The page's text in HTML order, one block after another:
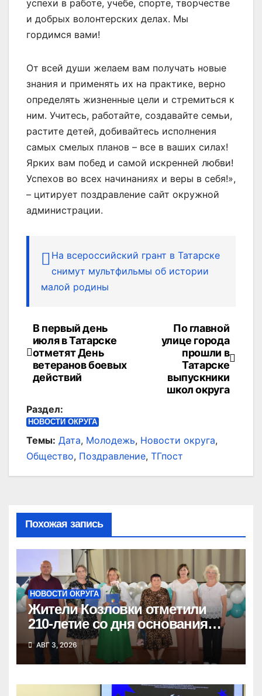
успехи в работе, учебе, спорте, творчестве
и добрых волонтерских делах. Мы
гордимся вами!
От всей души желаем вам получать новые
знания и применять их на практике, верно
определять жизненные цели и стремиться к
ним. Учитесь, работайте, создавайте семьи,
растите детей, добивайтесь исполнения
самых смелых планов – все в ваших силах!
Ярких вам побед и самой искренней любви!
Успехов во всех начинаниях и веры в себя!»,
– цитирует поздравление сайт окружной
администрации.
На всероссийский грант в Татарске
снимут мультфильмы об истории
малой родины
Навигация
по
записям
По главной
улице города
прошли в
Татарске
выпускники
школ округа
В первый день
июля в Татарске
отметят День
ветеранов боевых
действий
Раздел:
НОВОСТИ ОКРУГА
Темы: Дата, Молодежь, Новости округа,
Общество, Поздравление, ТГпост
Похожая запись
НОВОСТИ ОКРУГА
Жители Козловки отметили
210-летие со дня основания
села
АВГ 3, 2026